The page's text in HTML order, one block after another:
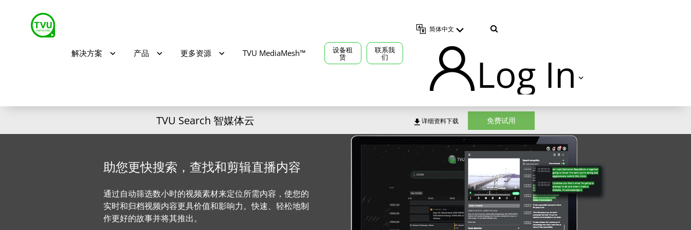
解决方案 产品 更多资源 TVU MediaMesh™ 设备租
赁
联系我
们
简体中文
Log In
TVU Producer 云导播
TVU Partyline 云互联
TVU Command Center 集中
管控系统
TVU Search 智媒体云
TVU Search 智媒体云 详细资料下载 免费试用
助您更快搜索，查找和剪辑直播内容
通过自动筛选数小时的视频素材来定位所需内容，使您的
实时和归档视频内容更具价值和影响力。快速、轻松地制
作更好的故事并将其推出。